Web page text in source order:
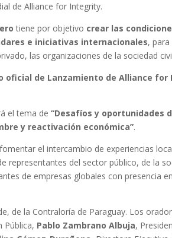
de Alliance for Integrity.
tiene por objetivo crear las
e iniciativas internacionales,
las organizaciones de la sociedad
oficial de Lanzamiento de Alliance for
el tema de“Desafíos y oportunidades
y reactivación económica”.
el intercambio de experiencias
representantes del sector público, de la
de empresas globales con presencia
de la Contraloría de Paraguay. Los
Pública, Pablo Zambrano Albuja,